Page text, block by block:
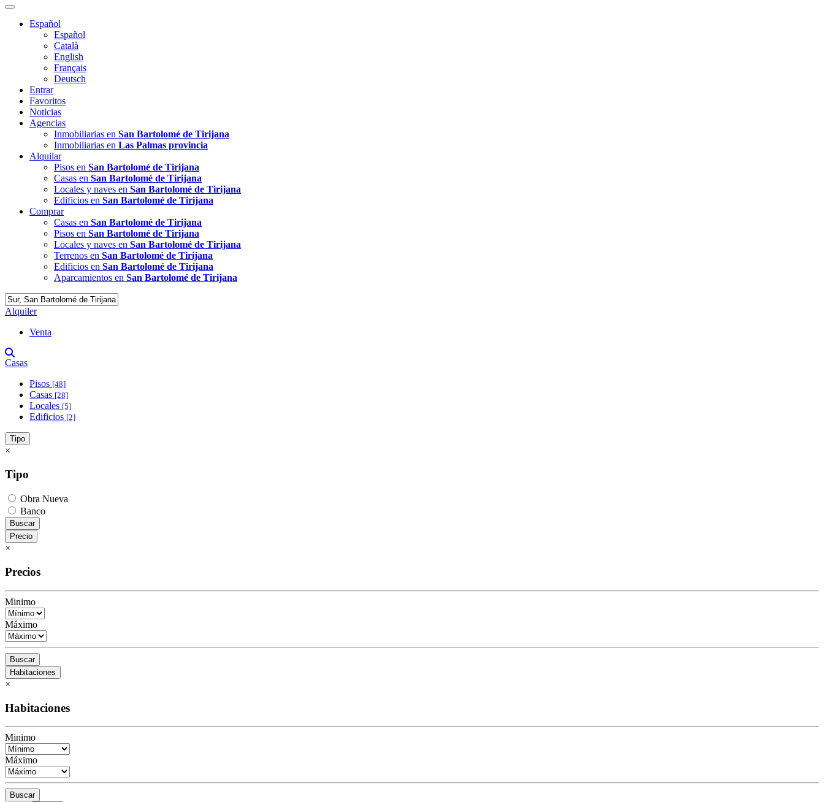
Español
Español
Català
English
Français
Deutsch
Entrar
Favoritos
Noticias
Agencias
Inmobiliarias en San Bartolomé de Tirijana
Inmobiliarias en Las Palmas provincia
Alquilar
Pisos en San Bartolomé de Tirijana
Casas en San Bartolomé de Tirijana
Locales y naves en San Bartolomé de Tirijana
Edificios en San Bartolomé de Tirijana
Comprar
Casas en San Bartolomé de Tirijana
Pisos en San Bartolomé de Tirijana
Locales y naves en San Bartolomé de Tirijana
Terrenos en San Bartolomé de Tirijana
Edificios en San Bartolomé de Tirijana
Aparcamientos en San Bartolomé de Tirijana
Alquiler
Venta
Casas
Pisos [48]
Casas [28]
Locales [5]
Edificios [2]
Tipo
×
Tipo
Obra Nueva
Banco
Buscar
Precio
×
Precios
Minimo
Máximo
Buscar
Habitaciones
×
Habitaciones
Minimo
Máximo
Buscar